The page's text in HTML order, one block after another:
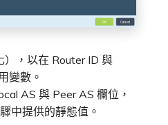
），以在 Router ID 與
變數。
AS 與 Peer AS 欄位，
中提供的靜態值。